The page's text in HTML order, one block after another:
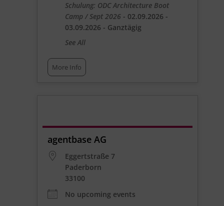
Schulung: ODC Architecture Boot
Camp / Sept 2026 - 02.09.2026 -
03.09.2026 - Ganztägig
See All
More Info
agentbase AG
Eggertstraße 7
Paderborn
33100
No upcoming events